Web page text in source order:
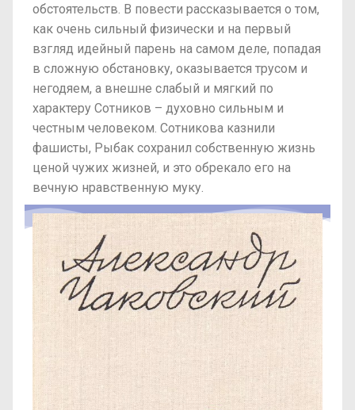
обстоятельств. В повести рассказывается о том,
как очень сильный физически и на первый
взгляд идейный парень на самом деле, попадая
в сложную обстановку, оказывается трусом и
негодяем, а внешне слабый и мягкий по
характеру Сотников – духовно сильным и
честным человеком. Сотникова казнили
фашисты, Рыбак сохранил собственную жизнь
ценой чужих жизней, и это обрекало его на
вечную нравственную муку.